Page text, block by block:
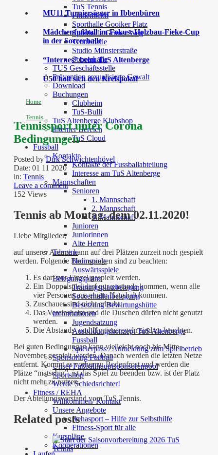
TuS Tennis
Finnenbahn
Sporthalle Gooiker Platz
Sporthalle Grüner Weg
Tennishalle
Studio Münsterstraße
Soccerhalle
TUS Geschäftsstelle
Prävention sexualisierte Gewalt
Download
Buchungen
Clubheim
TuS-Bulli
TuS Altenberge Klubshop
Interner Bereich
TuS Cloud
Fussball
Kontakte
Kontakte der Fussballabteilung
Interesse am TuS Altenberge
Mannschaften
Senioren
1. Mannschaft
2. Mannschaft
3. Mannschaft
Junioren
Juniorinnen
Alte Herren
Termine
Heimspiele
Auswärtsspiele
Belegungspläne
Trainingsplatzbelegung
Soccerhallenbelegung
Besetzung Bewirtungshütte
Informationen
Jugendsatzung
Ausbildungskonzept TuS Altenberge
Fussball
Spielerpass / Anmeldung zum Spielbetrieb
Sponsoring Fußball
Unser Fußballhauptsponsorenpool
Sportshop
Werde Schiedsrichter!
Fitness / REHA
Willkommen/ Kontakt
Unsere Angebote
Rehasport – Hilfe zur Selbsthilfe
Fitness-Sport für alle
Kurspläne
Kooperationen
MU11 Turniersieger in Ibbenbüren
Mädchenfußball im Fokus: Holzbau-Fieke-Cup
in der Soccerhalle
“Internes” beim TuS Altenberge
Ü50 holt sich den Kreispokal
Home
Tennis
Tennissport unter Corona
Bedingungen
Posted byDirk Schwichtenhövel
Date: 01 11 2020
in: Tennis
Leave a comment
152 Views
Tennis ab Montag, dem 02.11.2020!
Liebe Mitglieder,
auf unserer Anlage kann auf drei Plätzen zurzeit noch gespielt
werden. Folgende Bedingungen sind zu beachten:
Es darf nur Einzel gespielt werden.
Ein Doppelspiel darf nur zustande kommen, wenn alle
vier Personen aus einem Haushalt kommen.
Zuschauer sind nicht erlaubt.
Das Vereinsheim und die Duschen dürfen nicht genutzt
werden.
Die Abstands- und Hygieneregeln sind zu beachten.
Bei guten Bedingungen kann vielleicht noch bis Mitte
November gespielt werden. Danach werden die letzten Netze
entfernt. Kommt es vorher zu Bodenfrost und werden die
Plätze “matschig”, ist das Spiel zu beenden bzw. ist der Platz
nicht mehr zu nutzen.
Der Abteilungsvorstand vom TuS Tennis.
Related posts